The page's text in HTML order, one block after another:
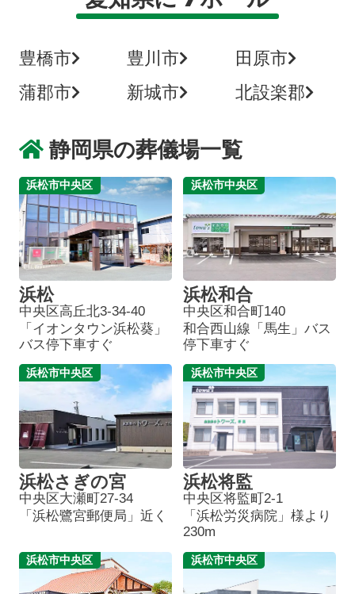
豊橋市 豊川市
田原市
蒲郡市
新城市 北設楽郡
静岡県の葬儀場一覧
浜松市中央区
浜松
中央区高丘北3-34-40
「イオンタウン浜松葵」
バス停下車すぐ
浜松市中央区
浜松和合
中央区和合町140
和合西山線「馬生」バス
停下車すぐ
浜松市中央区
浜松さぎの宮
中央区大瀬町27-34
「浜松鷺宮郵便局」近く
浜松市中央区
浜松将監
中央区将監町2-1
「浜松労災病院」様より
230m
浜松市中央区 浜松市中央区